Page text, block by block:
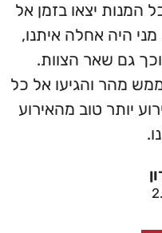
המנות יצאו בזמן אל
מני היה אחלה איתנו,
גם שאר הצוות.
מהר והגיעו אל כל
יותר טוב מהאירוע